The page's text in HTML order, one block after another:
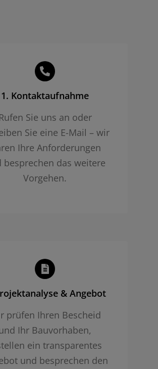
1. Kontaktaufnahme
Rufen Sie uns an oder
Sie eine E-Mail – wir
Ihre Anforderungen
besprechen das weitere
Vorgehen.
& Angebot
prüfen Ihren Bescheid
Ihr Bauvorhaben,
ein transparentes
und besprechen den